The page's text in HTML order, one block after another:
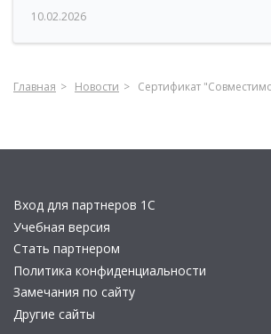
10.02.2026
Главная Новости Сертификат
Вход для партнеров 1С
Учебная версия
Стать партнером
Политика конфиденциальности
Замечания по сайту
Другие сайты